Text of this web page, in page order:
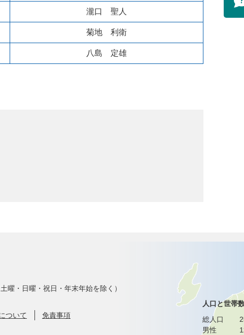
瀧口 聖人
菊地 利衛
八島 定雄
曜・日曜・祝日・年末年始を除く）
ついて 免責事項
人口と世帯
総人口
男性